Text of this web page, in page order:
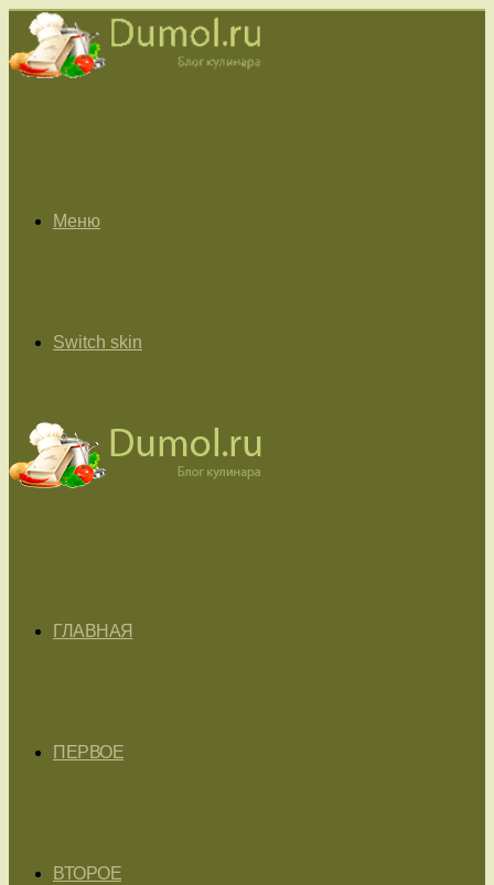
Меню
Switch skin
ГЛАВНАЯ
ПЕРВОЕ
ВТОРОЕ